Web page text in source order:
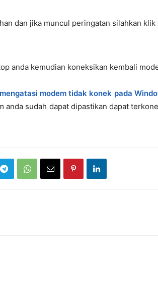
dan jika muncul peringatan silahkan klik
anda kemudian koneksikan kembali
modem tidak konek pada
anda sudah dapat dipastikan dapat